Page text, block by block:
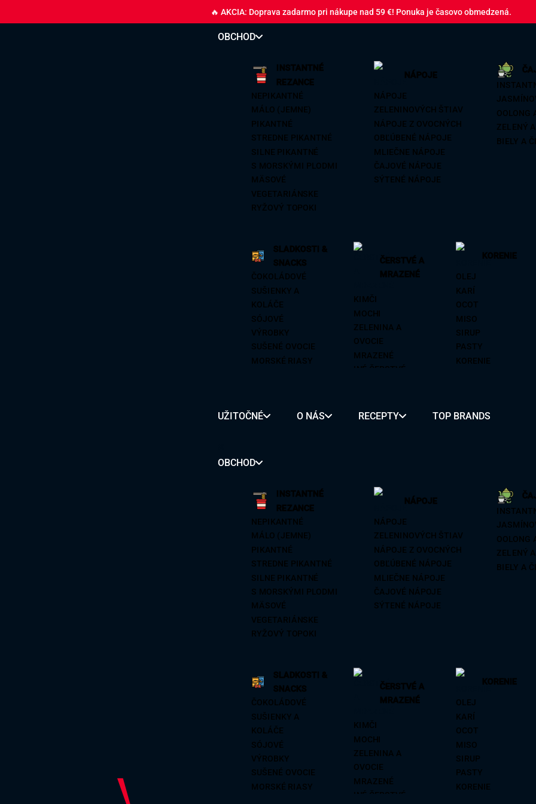
🔥 AKCIA: Doprava zadarmo pri nákupe nad 59 €! Ponuka je časovo obmedzená.
OBCHOD
INSTANTNÉ
REZANCE
NEPIKANTNÉ
MÁLO (JEMNE)
PIKANTNÉ
STREDNE PIKANTNÉ
SILNE PIKANTNÉ
S MORSKÝMI PLODMI
MÄSOVÉ
VEGETARIÁNSKE
RYŽOVÝ TOPOKI
NÁPOJE
NÁPOJE
ZELENINOVÝCH ŠTIAV
NÁPOJE Z OVOCNÝCH
OBĽÚBENÉ NÁPOJE
MLIEČNE NÁPOJE
ČAJOVÉ NÁPOJE
SÝTENÉ NÁPOJE
OOLONG
ZELENÝ
BIELY A
SLADKOSTI &
SNACKS
ČOKOLÁDOVÉ
SUŠIENKY A
KOLÁČE
SÓJOVÉ
VÝROBKY
SUŠENÉ OVOCIE
MORSKÉ RIASY
ŽELÉ
ČERSTVÉ A
MRAZENÉ
KIMČI
MOCHI
ZELENINA A
OVOCIE
MRAZENÉ
INÉ ČERSTVÉ
KORENIE
OLEJ
KARÍ
OCOT
MISO
SIRUP
PASTY
KORENIE
ZMES KORENIA A
UDON
RYŽOVÉ
REZANCE
PŠENIČNÉ REZANCE
MOCHI
OVOCNÉ
ALKOHOL
VÍNO
UŽITOČNÉ O NÁS RECEPTY TOP BRANDS
OBCHOD
INSTANTNÉ
REZANCE
NEPIKANTNÉ
MÁLO (JEMNE)
PIKANTNÉ
STREDNE PIKANTNÉ
SILNE PIKANTNÉ
S MORSKÝMI PLODMI
MÄSOVÉ
VEGETARIÁNSKE
RYŽOVÝ TOPOKI
NÁPOJE
NÁPOJE
ZELENINOVÝCH ŠTIAV
NÁPOJE Z OVOCNÝCH
OBĽÚBENÉ NÁPOJE
MLIEČNE NÁPOJE
ČAJOVÉ NÁPOJE
SÝTENÉ NÁPOJE
OOLONG
ZELENÝ
BIELY A
SLADKOSTI &
SNACKS
ČOKOLÁDOVÉ
SUŠIENKY A
KOLÁČE
SÓJOVÉ
VÝROBKY
SUŠENÉ OVOCIE
MORSKÉ RIASY
ČERSTVÉ A
MRAZENÉ
KIMČI
MOCHI
ZELENINA A
OVOCIE
MRAZENÉ
INÉ ČERSTVÉ
KORENIE
OLEJ
KARÍ
OCOT
MISO
SIRUP
PASTY
KORENIE